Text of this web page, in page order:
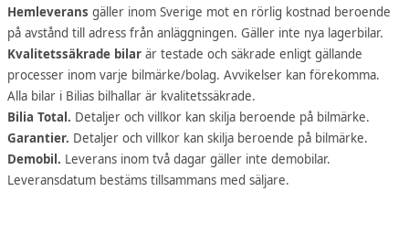
Hemleverans gäller inom Sverige mot en rörlig kostnad beroende
på avstånd till adress från anläggningen. Gäller inte nya lagerbilar.
Kvalitetssäkrade bilar är testade och säkrade enligt gällande
processer inom varje bilmärke/bolag. Avvikelser kan förekomma.
Alla bilar i Bilias bilhallar är kvalitetssäkrade.
Bilia Total. Detaljer och villkor kan skilja beroende på bilmärke.
Garantier. Detaljer och villkor kan skilja beroende på bilmärke.
Demobil. Leverans inom två dagar gäller inte demobilar.
Leveransdatum bestäms tillsammans med säljare.